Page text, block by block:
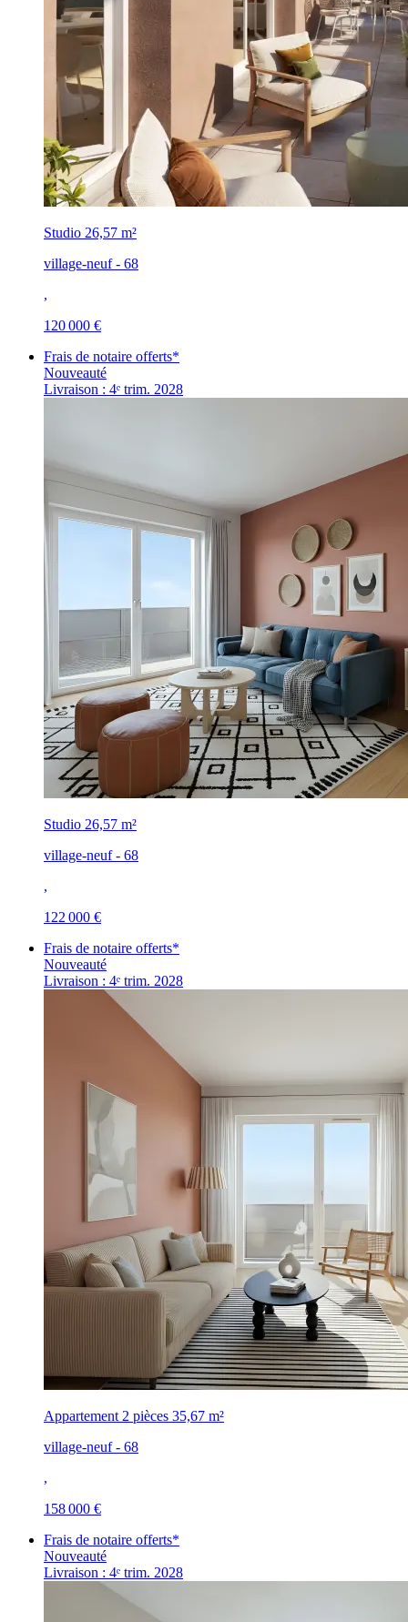
Studio 26,57 m²
village-neuf - 68
,
120 000 €
Frais de notaire offerts*
Nouveauté
Livraison : 4ᵉ trim. 2028
Studio 26,57 m²
village-neuf - 68
,
122 000 €
Frais de notaire offerts*
Nouveauté
Livraison : 4ᵉ trim. 2028
Appartement 2 pièces 35,67 m²
village-neuf - 68
,
158 000 €
Frais de notaire offerts*
Nouveauté
Livraison : 4ᵉ trim. 2028